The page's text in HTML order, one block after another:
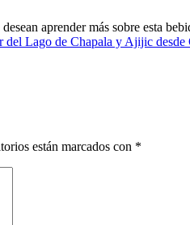
aprender más sobre esta
del Lago de Chapala y Ajijic desde
están marcados con *